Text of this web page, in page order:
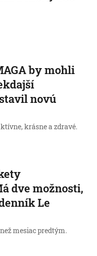
by mohli
novú
krásne a zdravé.
dve možnosti,
Le
mesiac predtým.